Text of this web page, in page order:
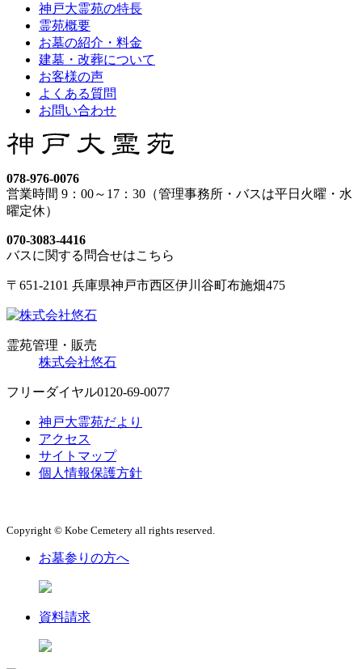
神戸大霊苑の特長
霊苑概要
お墓の紹介・料金
建墓・改葬について
お客様の声
よくある質問
お問い合わせ
078-976-0076
営業時間 9：00～17：30（管理事務所・バスは平日火曜・水
曜定休）
070-3083-4416
バスに関する問合せはこちら
〒651-2101 兵庫県神戸市西区伊川谷町布施畑475
霊苑管理・販売
株式会社悠石
フリーダイヤル0120-69-0077
神戸大霊苑だより
アクセス
サイトマップ
個人情報保護方針
Copyright © Kobe Cemetery all rights reserved.
お墓参りの方へ
資料請求